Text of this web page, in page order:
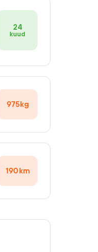
24
kuud
975kg
190km